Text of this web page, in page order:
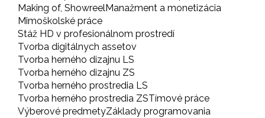
Making of, ShowreelManažment a monetizácia
Mimoškolské práce
Stáž HD v profesionálnom prostredí
Tvorba digitálnych assetov
Tvorba herného dizajnu LS
Tvorba herného dizajnu ZS
Tvorba herného prostredia LS
Tvorba herného prostredia ZSTímové práce
Výberové predmetyZáklady programovania